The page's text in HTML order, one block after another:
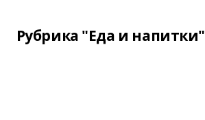
Рубрика "Еда и напитки"